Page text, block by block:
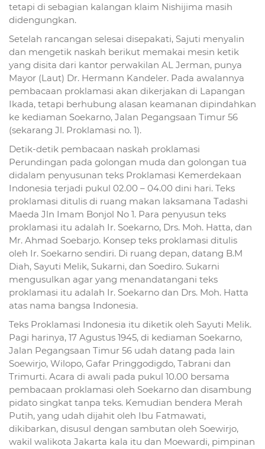
tetapi di sebagian kalangan klaim Nishijima masih
didengungkan.
Setelah rancangan selesai disepakati, Sajuti menyalin
dan mengetik naskah berikut memakai mesin ketik
yang disita dari kantor perwakilan AL Jerman, punya
Mayor (Laut) Dr. Hermann Kandeler. Pada awalannya
pembacaan proklamasi akan dikerjakan di Lapangan
Ikada, tetapi berhubung alasan keamanan dipindahkan
ke kediaman Soekarno, Jalan Pegangsaan Timur 56
(sekarang Jl. Proklamasi no. 1).
Detik-detik pembacaan naskah proklamasi
Perundingan pada golongan muda dan golongan tua
didalam penyusunan teks Proklamasi Kemerdekaan
Indonesia terjadi pukul 02.00 – 04.00 dini hari. Teks
proklamasi ditulis di ruang makan laksamana Tadashi
Maeda Jln Imam Bonjol No 1. Para penyusun teks
proklamasi itu adalah Ir. Soekarno, Drs. Moh. Hatta, dan
Mr. Ahmad Soebarjo. Konsep teks proklamasi ditulis
oleh Ir. Soekarno sendiri. Di ruang depan, datang B.M
Diah, Sayuti Melik, Sukarni, dan Soediro. Sukarni
mengusulkan agar yang menandatangani teks
proklamasi itu adalah Ir. Soekarno dan Drs. Moh. Hatta
atas nama bangsa Indonesia.
Teks Proklamasi Indonesia itu diketik oleh Sayuti Melik.
Pagi harinya, 17 Agustus 1945, di kediaman Soekarno,
Jalan Pegangsaan Timur 56 udah datang pada lain
Soewirjo, Wilopo, Gafar Pringgodigdo, Tabrani dan
Trimurti. Acara di awali pada pukul 10.00 bersama
pembacaan proklamasi oleh Soekarno dan disambung
pidato singkat tanpa teks. Kemudian bendera Merah
Putih, yang udah dijahit oleh Ibu Fatmawati,
dikibarkan, disusul dengan sambutan oleh Soewirjo,
wakil walikota Jakarta kala itu dan Moewardi, pimpinan